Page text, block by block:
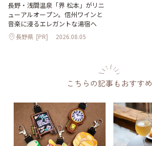
長野・浅間温泉「界 松本」がリニ
ューアルオープン。信州ワインと
音楽に浸るエレガントな湯宿へ
長野県 [PR] 2026.08.05
こちらの記事もおすすめ